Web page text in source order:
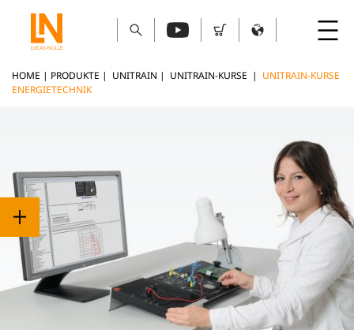
HOME | PRODUKTE | UNITRAIN | UNITRAIN-KURSE | UNITRAIN-KURSE
ENERGIETECHNIK